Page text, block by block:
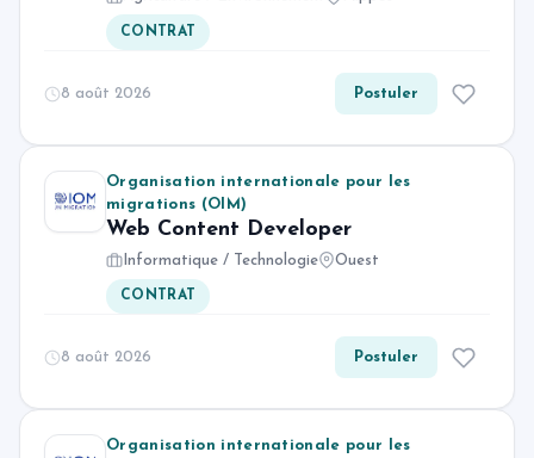
CONTRAT
8 août 2026 Postuler
Organisation internationale pour les
migrations (OIM)
Web Content Developer
Informatique / Technologie Ouest
CONTRAT
8 août 2026 Postuler
Organisation internationale pour les